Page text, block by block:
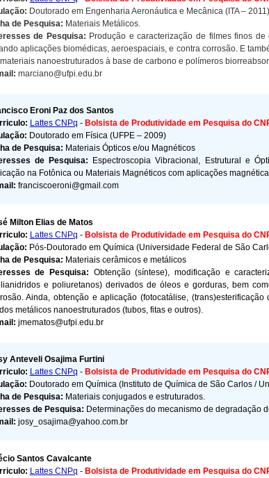
Doutorado em Engenharia Aeronáutica e Mecânica (ITA – 2011)
de Pesquisa: Materiais Metálicos.
de Pesquisa: Produção e caracterização de filmes finos
aplicações biomédicas, aeroespaciais, e contra corrosão. E
nanoestruturados à base de carbono e polímeros
marciano@ufpi.edu.br
Eroni Paz dos Santos
Lattes CNPq - Bolsista de Produtividade em Pesquisa do
Doutorado em Física (UFPE – 2009)
de Pesquisa: Materiais Ópticos e/ou Magnéticos
de Pesquisa:
Espectroscopia Vibracional, Estrutural e
na Fotônica ou Materiais Magnéticos com aplicações
franciscoeroni@gmail.com
Milton Elias de Matos
Lattes CNPq - Bolsista de Produtividade em Pesquisa do
Pós-Doutorado em Química (Universidade Federal de São
de Pesquisa: Materiais cerâmicos e metálicos
de Pesquisa: Obtenção (síntese), modificação e
e poliuretanos) derivados de óleos e gorduras, bem
Ainda, obtenção e aplicação (fotocatálise,
metálicos nanoestruturados (tubos, fitas e outros).
jmematos@ufpi.edu.br
Anteveli Osajima Furtini
Lattes CNPq - Bolsista de Produtividade em Pesquisa do
Doutorado em Química (Instituto de Química de São Carlos /
de Pesquisa: Materiais conjugados e estruturados.
de Pesquisa: Determinações do mecanismo de degradação
josy_osajima@yahoo.com.br
Santos Cavalcante
Lattes CNPq - Bolsista de Produtividade em Pesquisa do